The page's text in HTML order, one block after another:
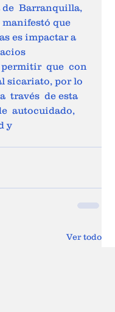
Barranquilla,
manifestó que
es impactar a
permitir  que  con
sicariato, por lo
través  de esta
autocuidado,
y
Ver todo